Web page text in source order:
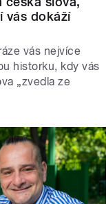
vás dokáží
vás nejvíce
historku, kdy vás
„zvedla ze